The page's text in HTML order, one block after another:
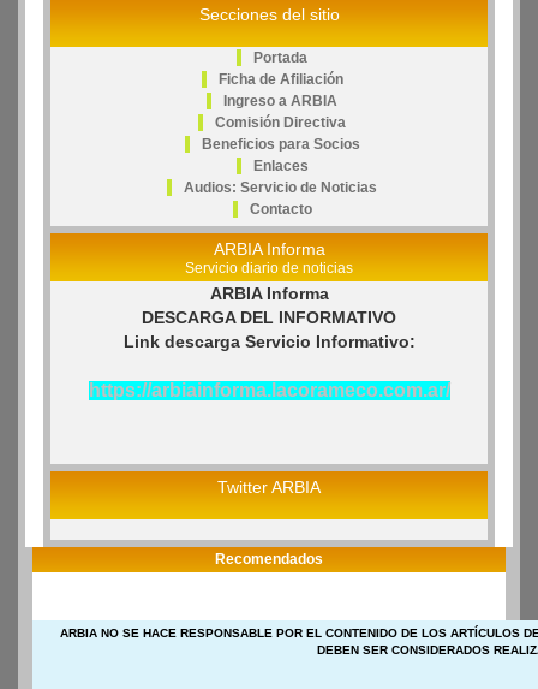
Secciones del sitio
Portada
Ficha de Afiliación
Ingreso a ARBIA
Comisión Directiva
Beneficios para Socios
Enlaces
Audios: Servicio de Noticias
Contacto
ARBIA Informa
Servicio diario de noticias
ARBIA Informa
DESCARGA DEL INFORMATIVO
Link descarga Servicio Informativo:
https://arbiainforma.lacorameco.com.ar/
Twitter ARBIA
Recomendados
ARBIA NO SE HACE RESPONSABLE POR EL CONTENIDO DE LOS ARTÍCULOS
DEBEN SER CONSIDERADOS